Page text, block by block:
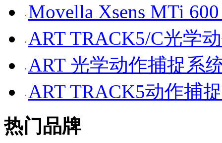
Movella Xsens MTi
ART TRACK5/C光学
ART 光学动作捕捉系
ART TRACK5动作捕
热门品牌